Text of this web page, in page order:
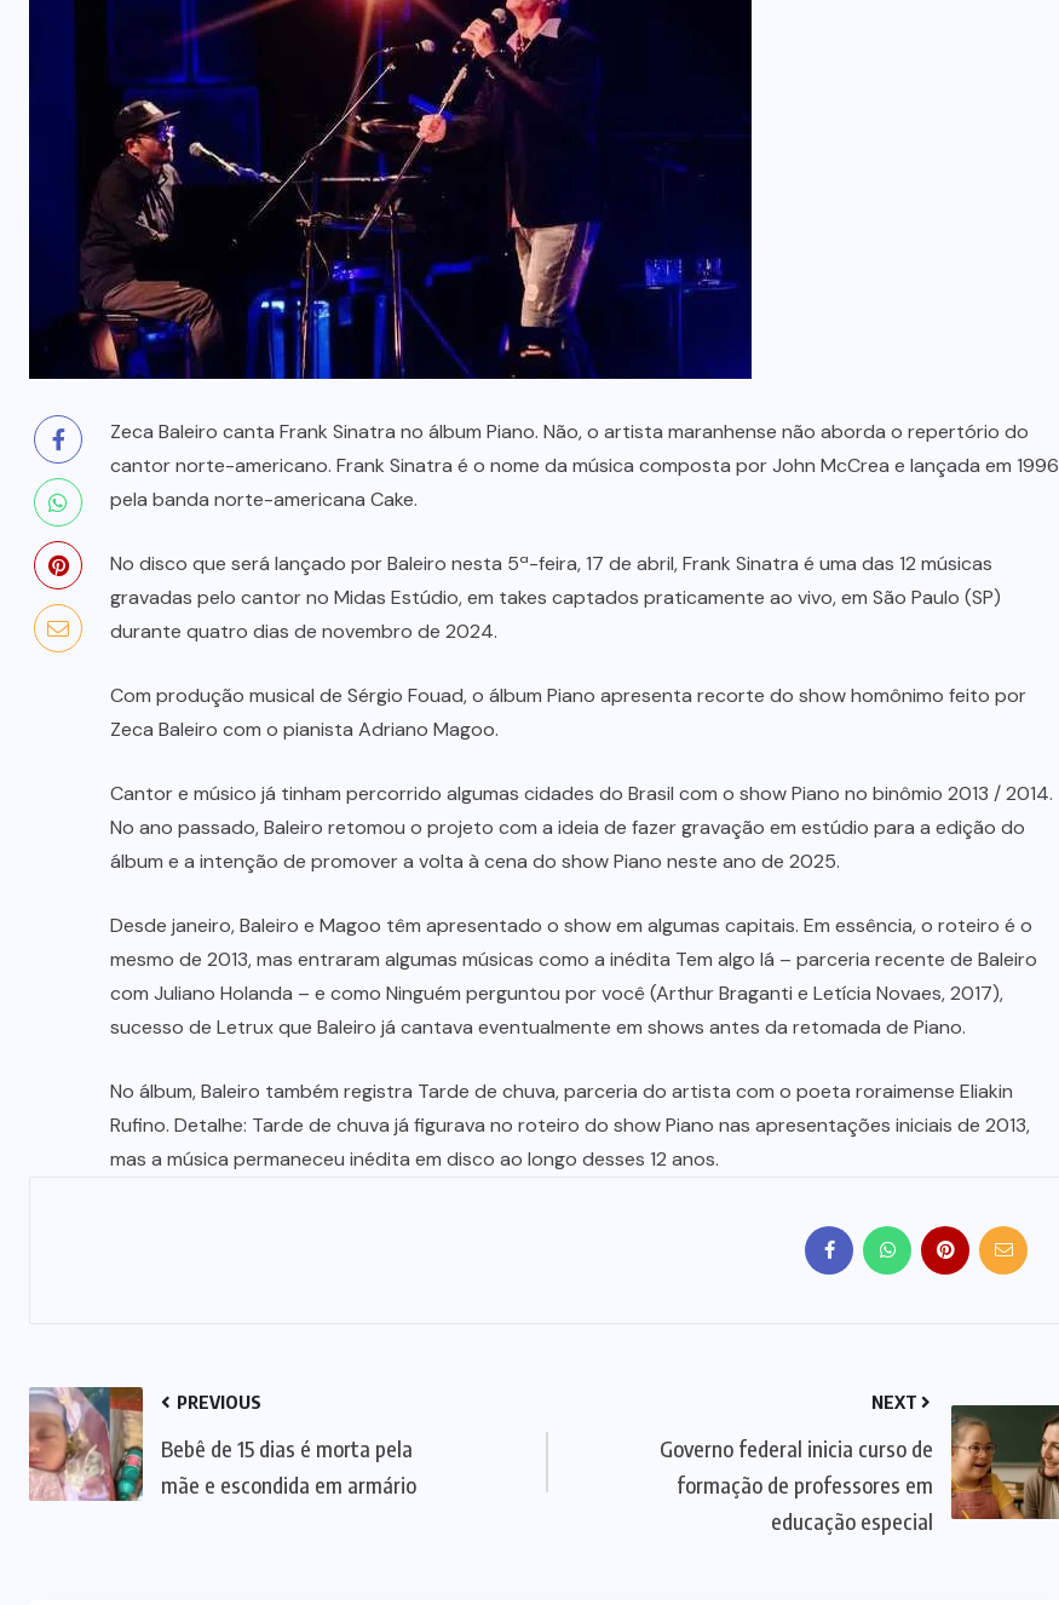
Zeca Baleiro canta Frank Sinatra no álbum Piano. Não, o artista maranhense não aborda o repertório do
cantor norte-americano. Frank Sinatra é o nome da música composta por John McCrea e lançada em 1996
pela banda norte-americana Cake.
No disco que será lançado por Baleiro nesta 5ª-feira, 17 de abril, Frank Sinatra é uma das 12 músicas
gravadas pelo cantor no Midas Estúdio, em takes captados praticamente ao vivo, em São Paulo (SP)
durante quatro dias de novembro de 2024.
Com produção musical de Sérgio Fouad, o álbum Piano apresenta recorte do show homônimo feito por
Zeca Baleiro com o pianista Adriano Magoo.
Cantor e músico já tinham percorrido algumas cidades do Brasil com o show Piano no binômio 2013 / 2014.
No ano passado, Baleiro retomou o projeto com a ideia de fazer gravação em estúdio para a edição do
álbum e a intenção de promover a volta à cena do show Piano neste ano de 2025.
Desde janeiro, Baleiro e Magoo têm apresentado o show em algumas capitais. Em essência, o roteiro é o
mesmo de 2013, mas entraram algumas músicas como a inédita Tem algo lá – parceria recente de Baleiro
com Juliano Holanda – e como Ninguém perguntou por você (Arthur Braganti e Letícia Novaes, 2017),
sucesso de Letrux que Baleiro já cantava eventualmente em shows antes da retomada de Piano.
No álbum, Baleiro também registra Tarde de chuva, parceria do artista com o poeta roraimense Eliakin
Rufino. Detalhe: Tarde de chuva já figurava no roteiro do show Piano nas apresentações iniciais de 2013,
mas a música permaneceu inédita em disco ao longo desses 12 anos.
PREVIOUS
Bebê de 15 dias é morta pela
mãe e escondida em armário
NEXT
Governo federal inicia curso de
formação de professores em
educação especial
POLÍCIA
Mulher joga drogas no vaso
sanitário; polícia apreende 3 kg e
prende mãe e filho
7 DE AGOSTO, 2026
PF deflagra operação contra
fraude de R$ 5,7 milhões no INSS